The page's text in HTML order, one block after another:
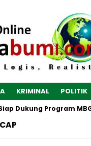
KRIMINAL POLITIK
Dukung Program